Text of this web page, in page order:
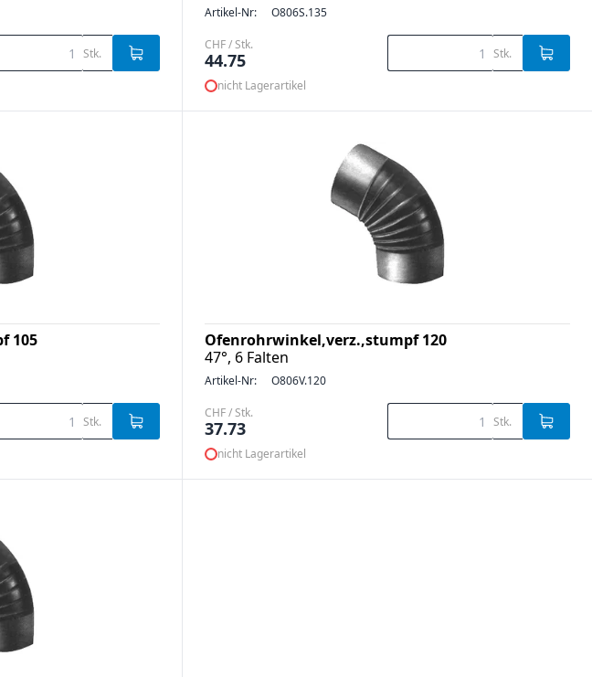
Stk.
Artikel-Nr: O806S.135
CHF / Stk.
44.75 Stk.
nicht Lagerartikel
105
Stk.
Ofenrohrwinkel,verz.,stumpf 120
47°, 6 Falten
Artikel-Nr: O806V.120
CHF / Stk.
37.73 Stk.
nicht Lagerartikel